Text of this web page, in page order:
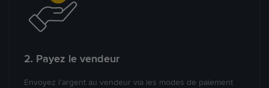
2. Payez le vendeur
Envoyez l’argent au vendeur via les modes de paiement